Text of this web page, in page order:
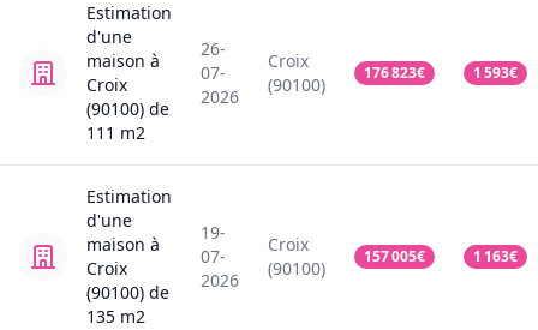
Estimation
d'une
maison à
Croix
(90100) de
111 m2
26-
07-
2026
Croix
(90100)
176 823€ 1 593€
Estimation
d'une
maison à
Croix
(90100) de
135 m2
19-
07-
2026
Croix
(90100)
157 005€ 1 163€